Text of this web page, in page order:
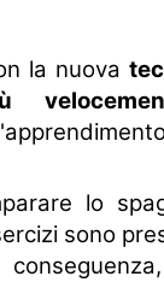
la nuova
lo
sono